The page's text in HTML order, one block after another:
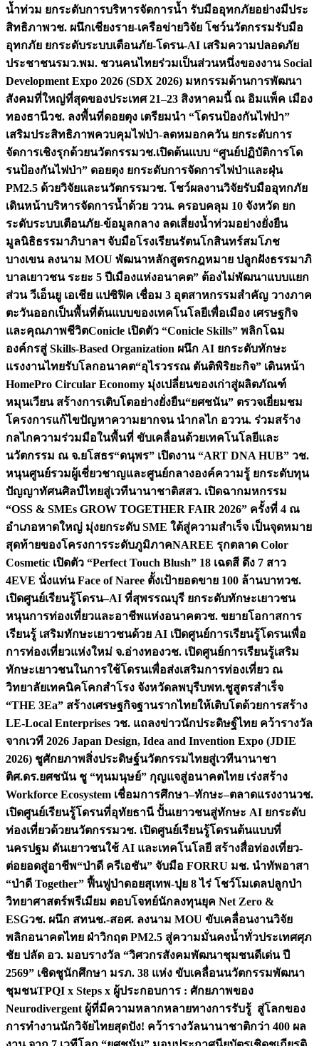
น้ำท่วม ยกระดับการบริหารจัดการน้ำ รับมืออุทกภัยอย่างมีประ
สิทธิภาพวช. ผนึกเชียงราย-เครือข่ายวิจัย โชว์นวัตกรรมรับมือ
อุทกภัย ยกระดับระบบเตือนภัย-โดรน-AI เสริมความปลอดภัย
ประชาชนรมว.พม. ชวนคนไทยร่วมเป็นส่วนหนึ่งของงาน Social
Development Expo 2026 (SDX 2026) มหกรรมด้านการพัฒนา
สังคมที่ใหญ่ที่สุดของประเทศ 21–23 สิงหาคมนี้ ณ อิมแพ็ค เมือง
ทองธานีวช. ลงพื้นที่ดอยตุง เตรียมนำ “โดรนป้องกันไฟป่า”
เสริมประสิทธิภาพควบคุมไฟป่า-ลดหมอกควัน ยกระดับการ
จัดการเชิงรุกด้วยนวัตกรรมวช.เปิดต้นแบบ “ศูนย์ปฏิบัติการโด
รนป้องกันไฟป่า” ดอยตุง ยกระดับการจัดการไฟป่าและฝุ่น
PM2.5 ด้วยวิจัยและนวัตกรรมวช. โชว์ผลงานวิจัยรับมืออุทกภัย
เดินหน้าบริหารจัดการน้ำด้วย ววน. ครอบคลุม 10 จังหวัด ยก
ระดับระบบเตือนภัย-ข้อมูลกลาง ลดเสี่ยงน้ำท่วมอย่างยั่งยืน
มูลนิธิธรรมาภิบาลฯ จับมือโรงเรียนรัตนโกสินทร์สมโภช
บางเขน ลงนาม MOU พัฒนาหลักสูตรกฎหมาย ปลูกฝังธรรมาภิ
บาลเยาวชน ระยะ 5 ปีเมืองแห่งอนาคต” ต้องไม่พัฒนาแบบแยก
ส่วน วีเอ็นยู เอเชีย แปซิฟิค เชื่อม 3 อุตสาหกรรมสำคัญ วางภาค
ตะวันออกเป็นพื้นที่ต้นแบบของเทคโนโลยีเพื่อเมือง เศรษฐกิจ
และคุณภาพชีวิตConicle เปิดตัว “Conicle Skills” พลิกโฉม
องค์กรสู่ Skills-Based Organization ผนึก AI ยกระดับทักษะ
แรงงานไทยรับโลกอนาคต“อุไรวรรณ ตันติพิริยะกิจ” เดินหน้า
HomePro Circular Economy มุ่งเปลี่ยนของเก่าสู่ผลิตภัณฑ์
หมุนเวียน สร้างการเติบโตอย่างยั่งยืน“ยศชนัน” ตรวจเยี่ยมชม
โครงการแก้ไขปัญหาความยากจน นำกลไก อววน. ร่วมสร้าง
กลไกความร่วมมือในพื้นที่ ขับเคลื่อนด้วยเทคโนโลยีและ
นวัตกรรม ณ จ.ยโสธร“ดนุพร” เปิดงาน “ART DNA HUB” วช.
หนุนศูนย์รวมผู้เชี่ยวชาญและศูนย์กลางองค์ความรู้ ยกระดับทุน
ปัญญาทัศนศิลป์ไทยสู่เวทีนานาชาติสสว. เปิดฉากมหกรรม
“OSS & SMEs GROW TOGETHER FAIR 2026” ครั้งที่ 4 ณ
อำเภอหาดใหญ่ มุ่งยกระดับ SME ใต้สู่ความสำเร็จ เป็นจุดหมาย
สุดท้ายของโครงการระดับภูมิภาคNAREE รุกตลาด Color
Cosmetic เปิดตัว “Perfect Touch Blush” 18 เฉดสี ดึง 7 สาว
4EVE นั่งแท่น Face of Naree ตั้งเป้ายอดขาย 100 ล้านบาทวช.
เปิดศูนย์เรียนรู้โดรน–AI ที่สุพรรณบุรี ยกระดับทักษะเยาวชน
หนุนการท่องเที่ยวและอาชีพแห่งอนาคตวช. ขยายโอกาสการ
เรียนรู้ เสริมทักษะเยาวชนด้วย AI เปิดศูนย์การเรียนรู้โดรนเพื่อ
การท่องเที่ยวแห่งใหม่ จ.อ่างทองวช. เปิดศูนย์การเรียนรู้เสริม
ทักษะเยาวชนในการใช้โดรนเพื่อส่งเสริมการท่องเที่ยว ณ
วิทยาลัยเทคนิคโคกสำโรง จังหวัดลพบุรีบพท.ชูสูตรสำเร็จ
“THE 3Ea” สร้างเศรษฐกิจฐานรากไทยให้เติบโตด้วยการสร้าง
LE-Local Enterprises วช. แถลงข่าวนักประดิษฐ์ไทย คว้ารางวัล
จากเวที 2026 Japan Design, Idea and Invention Expo (JDIE
2026) ชูศักยภาพสิ่งประดิษฐ์นวัตกรรมไทยสู่เวทีนานาชา
ติศ.ดร.ยศชนัน ชู “ทุนมนุษย์” กุญแจสู่อนาคตไทย เร่งสร้าง
Workforce Ecosystem เชื่อมการศึกษา–ทักษะ–ตลาดแรงงานวช.
เปิดศูนย์เรียนรู้โดรนที่อุทัยธานี ปั้นเยาวชนสู่ทักษะ AI ยกระดับ
ท่องเที่ยวด้วยนวัตกรรมวช. เปิดศูนย์เรียนรู้โดรนต้นแบบที่
นครปฐม ดันเยาวชนใช้ AI และเทคโนโลยี สร้างสื่อท่องเที่ยว-
ต่อยอดสู่อาชีพ“ป่าดี ครีเอชัน” จับมือ FORRU มช. นำทัพอาสา
“ป่าดี Together” ฟื้นฟูป่าดอยสุเทพ-ปุย 8 ไร่ โชว์โมเดลปลูกป่า
วิทยาศาสตร์พรีเมียม ตอบโจทย์นักลงทุนยุค Net Zero &
ESGวช. ผนึก สทนช.-สอศ. ลงนาม MOU ขับเคลื่อนงานวิจัย
พลิกอนาคตไทย ฝ่าวิกฤต PM2.5 สู่ความมั่นคงน้ำทั่วประเทศศุภ
ชัย ปลัด อว. มอบรางวัล “วิศวกรสังคมพัฒนาชุมชนดีเด่น ปี
2569” เชิดชูนักศึกษา มรภ. 38 แห่ง ขับเคลื่อนนวัตกรรมพัฒนา
ชุมชนTPQI x Steps x ผู้ประกอบการ : ศักยภาพของ
Neurodivergent ผู้ที่มีความหลากหลายทางการรับรู้ สู่โลกของ
การทำงานนักวิจัยไทยสุดปัง! คว้ารางวัลนานาชาติกว่า 400 ผล